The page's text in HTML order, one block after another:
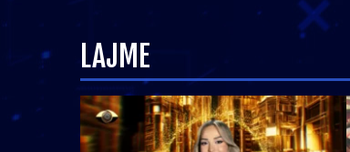
LAJME